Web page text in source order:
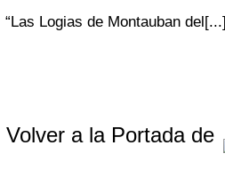
“Las Logias de Montauban del[...]
Volver a la Portada de